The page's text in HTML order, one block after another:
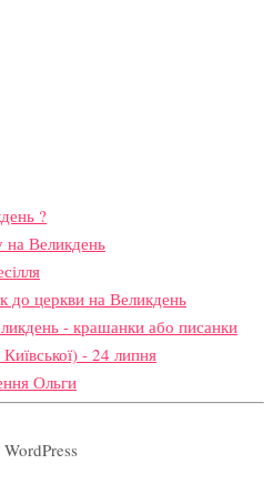
?
на Великдень
до церкви на Великдень
- крашанки або писанки
- 24 липня
Ольги